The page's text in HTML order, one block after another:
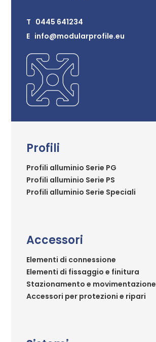
T 0445 641234
E info@modularprofile.eu
Profili
Profili alluminio Serie PG
Profili alluminio Serie PS
Profili alluminio Serie Speciali
Accessori
Elementi di connessione
Elementi di fissaggio e finitura
Stazionamento e movimentazione
Accessori per protezioni e ripari